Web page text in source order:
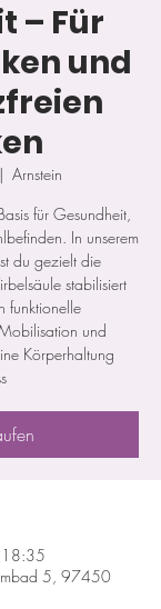
– Für
und
Arnstein
für Gesundheit,
In unserem
du gezielt die
stabilisiert
funktionelle
und
Körperhaltung
5, 97450